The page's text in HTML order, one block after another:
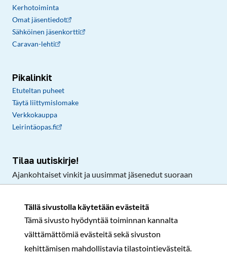
Tällä sivustolla käytetään evästeitä
Tämä sivusto hyödyntää toiminnan kannalta
välttämättömiä evästeitä sekä sivuston
kehittämisen mahdollistavia tilastointievästeitä.
Kerhotoiminta
Omat jäsentiedot
Sähköinen jäsenkortti
Caravan-lehti
Pikalinkit
Etuteltan puheet
Täytä liittymislomake
Verkkokauppa
Leirintäopas.fi
Tilaa uutiskirje!
Ajankohtaiset vinkit ja uusimmat jäsenedut suoraan